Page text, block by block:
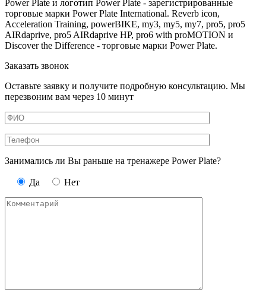
Power Plate и логотип Power Plate - зарегистрированные
торговые марки Power Plate International. Reverb icon,
Acceleration Training, powerBIKE, my3, my5, my7, pro5, pro5
AIRdaprive, pro5 AIRdaprive HP, pro6 with proMOTION и
Discover the Difference - торговые марки Power Plate.
Заказать звонок
Оставьте заявку и получите подробную консультацию. Мы
перезвоним вам через 10 минут
Занимались ли Вы раньше на тренажере Power Plate?
Да Нет